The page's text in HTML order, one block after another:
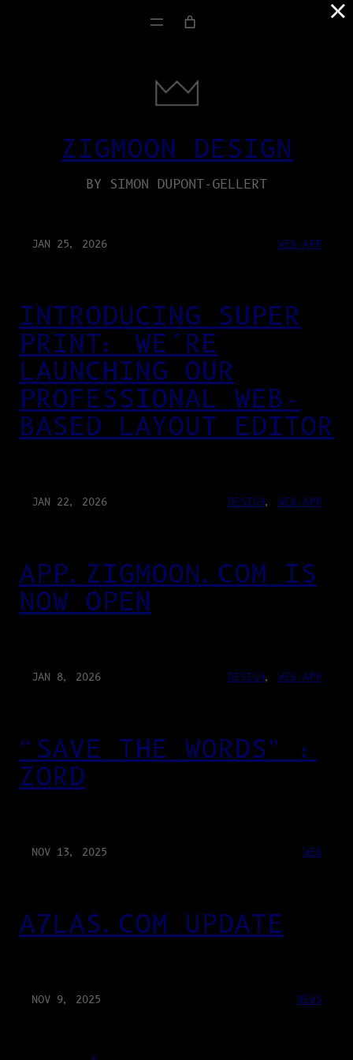
ZIGMOON DESIGN
BY SIMON DUPONT-GELLERT
JAN 25, 2026 WEB-APP
INTRODUCING SUPER
PRINT: WE’RE
LAUNCHING OUR
PROFESSIONAL WEB-
BASED LAYOUT EDITOR
JAN 22, 2026 DESIGN, WEB-APP
APP.ZIGMOON.COM IS
NOW OPEN
JAN 8, 2026 DESIGN, WEB-APP
“SAVE THE WORDS” :
ZORD
NOV 13, 2025 WEB
A7LAS.COM UPDATE
NOV 9, 2025 NEWS
×